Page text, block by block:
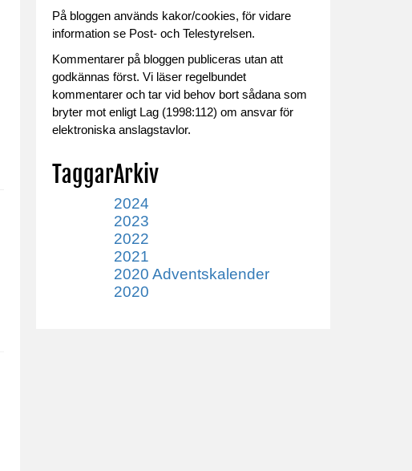
På bloggen används kakor/cookies, för vidare
information se Post- och Telestyrelsen.
Kommentarer på bloggen publiceras utan att
godkännas först. Vi läser regelbundet
kommentarer och tar vid behov bort sådana som
bryter mot enligt Lag (1998:112) om ansvar för
elektroniska anslagstavlor.
TaggarArkiv
2024
2023
2022
2021
2020 Adventskalender
2020